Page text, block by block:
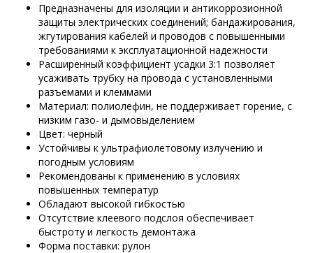
Предназначены для изоляции и антикоррозионной
защиты электрических соединений; бандажирования,
жгутирования кабелей и проводов с повышенными
требованиями к эксплуатационной надежности
Расширенный коэффициент усадки 3:1 позволяет
усаживать трубку на провода с установленными
разъемами и клеммами
Материал: полиолефин, не поддерживает горение, с
низким газо- и дымовыделением
Цвет: черный
Устойчивы к ультрафиолетовому излучению и
погодным условиям
Рекомендованы к применению в условиях
повышенных температур
Обладают высокой гибкостью
Отсутствие клеевого подслоя обеспечивает
быстроту и легкость демонтажа
Форма поставки: рулон